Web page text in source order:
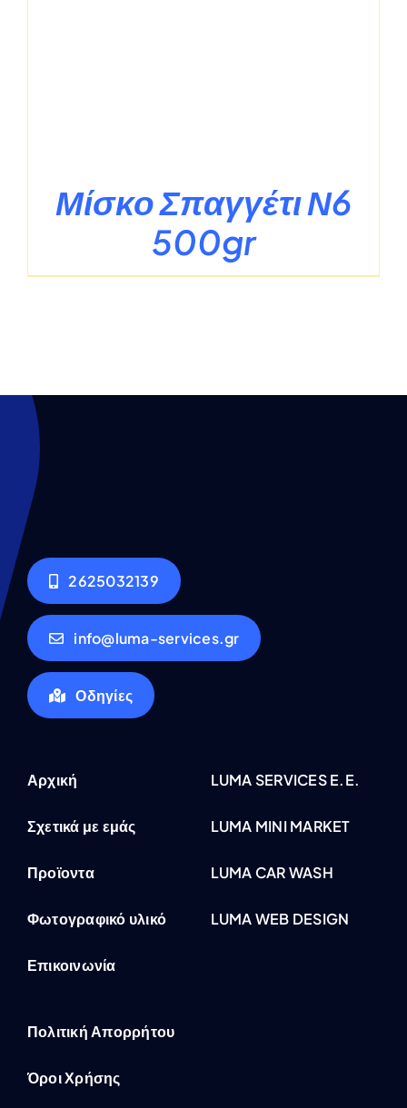
Μίσκο Σπαγγέτι Ν6
500gr
2625032139
info@luma-services.gr
Οδηγίες
Αρχική
Σχετικά με εμάς
Προϊοντα
Φωτογραφικό υλικό
Επικοινωνία
LUMA SERVICES E.E.
LUMA MINI MARKET
LUMA CAR WASH
LUMA WEB DESIGN
Πολιτική Απορρήτου
Όροι Χρήσης